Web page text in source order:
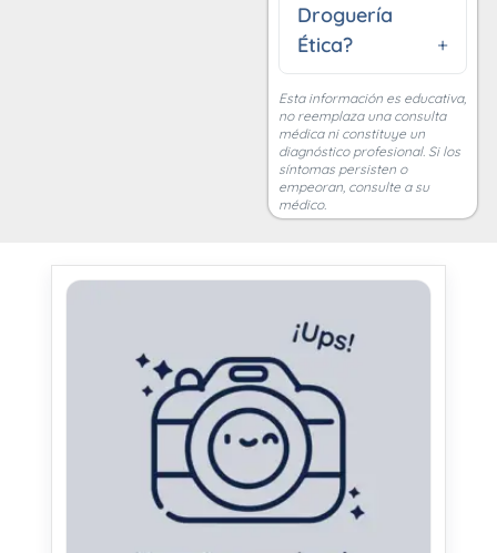
Droguería
Ética?
Esta información es educativa,
no reemplaza una consulta
médica ni constituye un
diagnóstico profesional. Si los
síntomas persisten o
empeoran, consulte a su
médico.